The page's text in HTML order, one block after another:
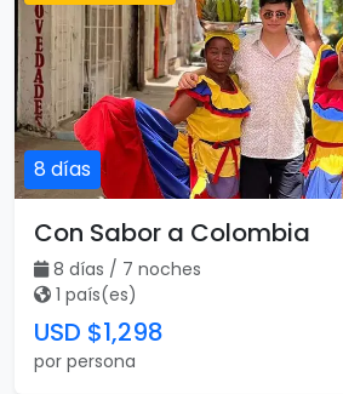
8 días
Con Sabor a Colombia
8 días / 7 noches
1 país(es)
USD $1,298
por persona